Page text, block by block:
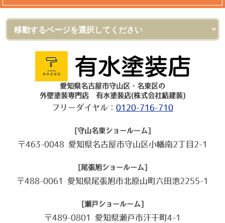
愛知県名古屋市守山区・名東区の
外壁塗装専門店 有水塗装店(株式会社結建装)
フリーダイヤル： 0120-716-710
[守山名東ショールーム]
〒463-0048 愛知県名古屋市守山区小幡南2丁目2-1
[尾張旭ショールーム]
〒488-0061 愛知県尾張旭市北原山町六田池2255-1
[瀬戸ショールーム]
〒489-0801 愛知県瀬戸市汗干町4-1